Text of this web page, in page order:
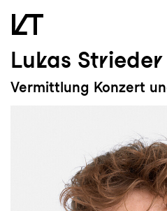
Zum Hauptinhalt
Zum Footer springen
Lukas Strieder
Vermittlung Konzert